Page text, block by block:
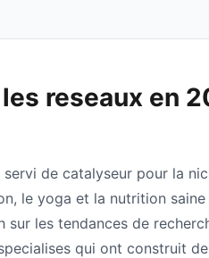
reseaux en
de catalyseur pour la
le yoga et la nutrition
sur les tendances de
qui ont construit